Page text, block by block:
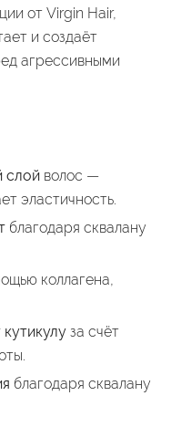
от Virgin Hair,
и создаёт
агрессивными
слойволос —
эластичность.
благодаря сквалану
коллагена,
за счёт
благодаря сквалану